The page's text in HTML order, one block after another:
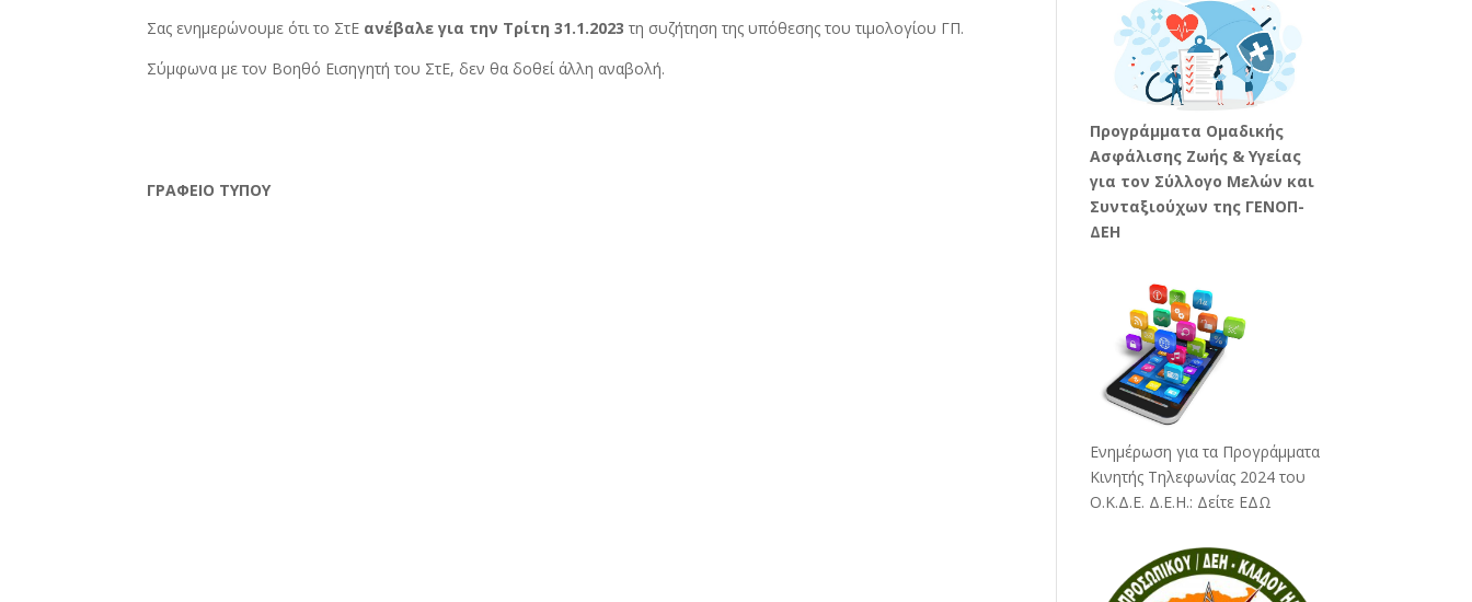
Σας ενημερώνουμε ότι το ΣτΕ ανέβαλε για την Τρίτη 31.1.2023 τη συζήτηση της υπόθεσης του τιμολογίου ΓΠ.
Σύμφωνα με τον Βοηθό Εισηγητή του ΣτΕ, δεν θα δοθεί άλλη αναβολή.
ΓΡΑΦΕΙΟ ΤΥΠΟΥ
Προγράμματα Ομαδικής
Ασφάλισης Ζωής & Υγείας
για τον Σύλλογο Μελών και
Συνταξιούχων της ΓΕΝΟΠ-
ΔΕΗ
Ενημέρωση για τα Προγράμματα
Κινητής Τηλεφωνίας 2024 του
Ο.Κ.Δ.Ε. Δ.Ε.Η.: Δείτε ΕΔΩ